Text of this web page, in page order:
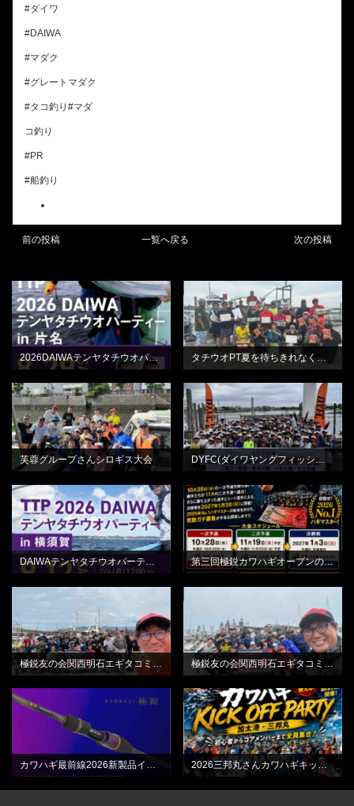
#ダイワ
#DAIWA
#マダク
#グレートマダク
#タコ釣り#マダ
コ釣り
#PR
#船釣り
前の投稿 一覧へ戻る 次の投稿
BLOG
2026DAIWAテンヤタチウオパーティーin片名
BLOG
タチウオPT夏を待ちきれなくてひらの丸さん
BLOG
芙蓉グループさんシロギス大会
BLOG
DYFC(ダイワヤングフィッシングクラブ)平和島
BLOG
DAIWAテンヤタチウオパーティーin横須賀
BLOG
第三回極鋭カワハギオープンのご案内
BLOG
カワハギ最前線2026新製品インプレッション動画
BLOG
2026三邦丸さんカワハギキックオフPARTY